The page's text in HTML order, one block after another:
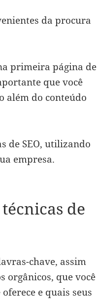
da procura
primeira página de
que você
além do conteúdo
de SEO, utilizando
empresa.
de
chave, assim
orgânicos, que você
e quais seus